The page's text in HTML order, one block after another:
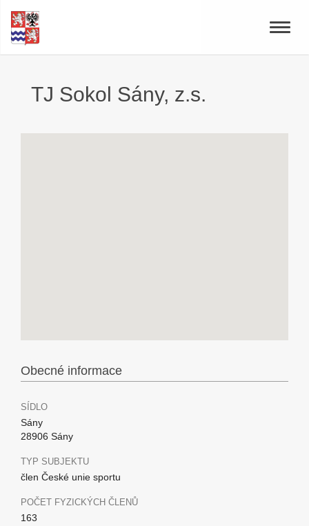
Toggle
TJ Sokol Sány, z.s.
Obecné informace
SÍDLO
Sány
28906 Sány
TYP SUBJEKTU
člen České unie sportu
POČET FYZICKÝCH ČLENŮ
163